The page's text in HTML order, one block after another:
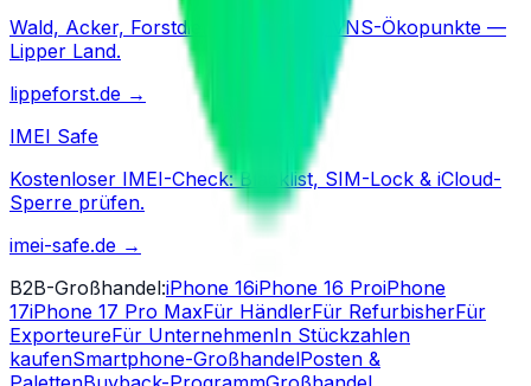
Wald, Acker, Forstdienstleistungen, VNS-Ökopunkte —
Lipper Land.
lippeforst.de →
IMEI Safe
Kostenloser IMEI-Check: Blacklist, SIM-Lock & iCloud-
Sperre prüfen.
imei-safe.de →
B2B-Großhandel:iPhone 16iPhone 16 ProiPhone
17iPhone 17 Pro MaxFür HändlerFür RefurbisherFür
ExporteureFür UnternehmenIn Stückzahlen
kaufenSmartphone-GroßhandelPosten &